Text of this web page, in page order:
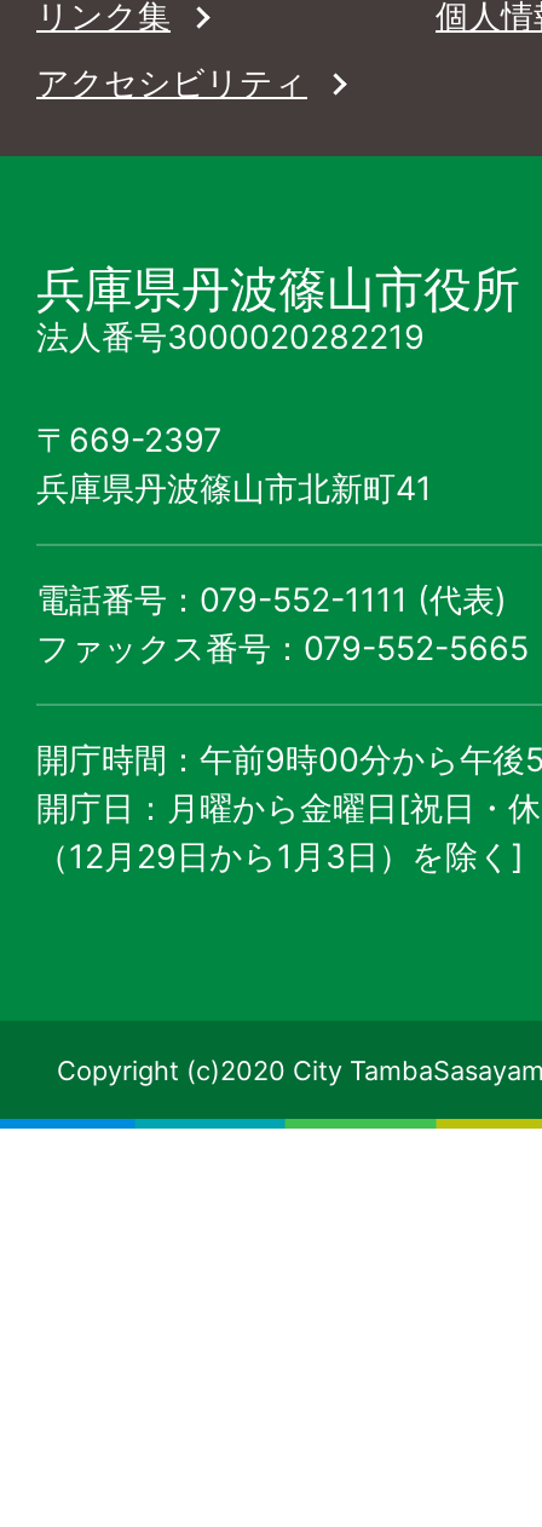
リンク集
個人
アクセシビリティ
兵庫県丹波篠山市役所
法人番号3000020282219
〒669-2397
兵庫県丹波篠山市北新町41
電話番号：079-552-1111 (代表)
ファックス番号：079-552-5665
開庁時間：午前9時00分から午後
開庁日：月曜から金曜日[祝日・
（12月29日から1月3日）を除く]
Copyright (c)2020 City